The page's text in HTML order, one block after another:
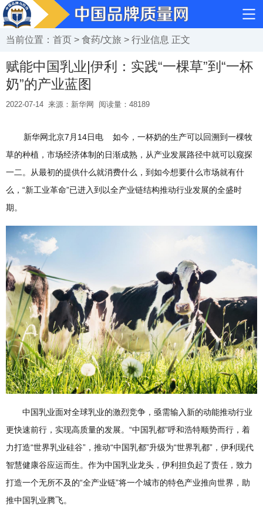
当前位置： 首页 > 食药/文旅 > 行业信息 正文
赋能中国乳业|伊利：实践“一棵草”到“一杯
奶”的产业蓝图
2022-07-14 来源：新华网 阅读量： 48189
新华网北京7月14日电 如今，一杯奶的生产可以回溯到一棵牧
草的种植，市场经济体制的日渐成熟，从产业发展路径中就可以窥探
一二。从最初的提供什么就消费什么，到如今想要什么市场就有什
么，“新工业革命”已进入到以全产业链结构推动行业发展的全盛时
期。
中国乳业面对全球乳业的激烈竞争，亟需输入新的动能推动行业
更快速前行，实现高质量的发展。“中国乳都”呼和浩特顺势而行，着
力打造“世界乳业硅谷”，推动“中国乳都”升级为“世界乳都”，伊利现代
智慧健康谷应运而生。作为中国乳业龙头，伊利担负起了责任，致力
打造一个无所不及的“全产业链”将一个城市的特色产业推向世界，助
推中国乳业腾飞。